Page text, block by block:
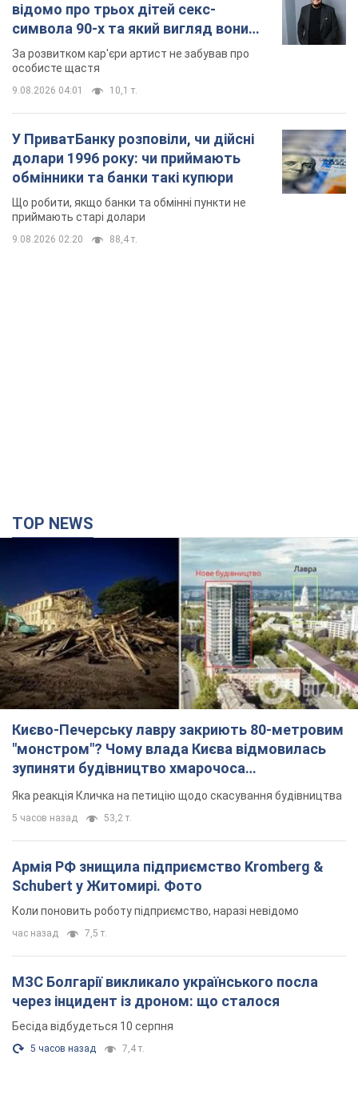
відомо про трьох дітей секс-
символа 90-х та який вигляд вони
мають
За розвитком кар'єри артист не забував про
особисте щастя
9.08.2026 04:01 10,1 т.
У ПриватБанку розповіли, чи дійсні
долари 1996 року: чи приймають
обмінники та банки такі купюри
Що робити, якщо банки та обмінні пункти не
приймають старі долари
9.08.2026 02:20 88,4 т.
TOP NEWS
Києво-Печерську лавру закриють 80-метровим
"монстром"? Чому влада Києва відмовилась
зупиняти будівництво хмарочоса
"московського вірянина"
Яка реакція Кличка на петицію щодо скасування будівництва
5 часов назад 53,2 т.
Армія РФ знищила підприємство Kromberg &
Schubert у Житомирі. Фото
Коли поновить роботу підприємство, наразі невідомо
час назад 7,5 т.
МЗС Болгарії викликало українського посла
через інцидент із дроном: що сталося
Бесіда відбудеться 10 серпня
5 часов назад 7,4 т.